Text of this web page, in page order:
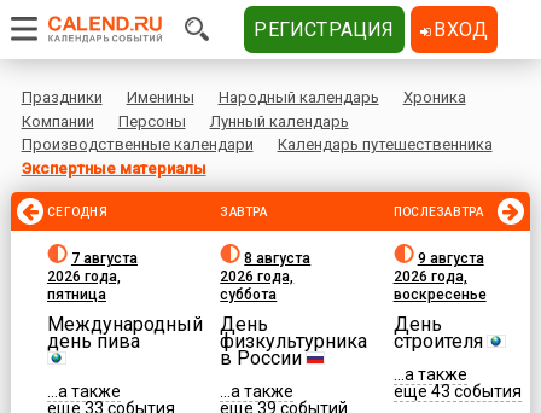
Праздники Именины Народный календарь
Хроника
Компании
Персоны
Лунный календарь
Производственные календари
Календарь путешественника
Экспертные материалы
СЕГОДНЯ
7 августа
2026 года,
пятница
Международный
день пива
...а также
еще 33 события
ЗАВТРА
8 августа
2026 года,
суббота
День
физкультурника
в России
...а также
еще 39 событий
ПОСЛЕЗАВТРА
9 августа
2026 года,
воскресенье
День
строителя
...а также
еще 43 события
РЕГИСТРАЦИЯ ВХОД